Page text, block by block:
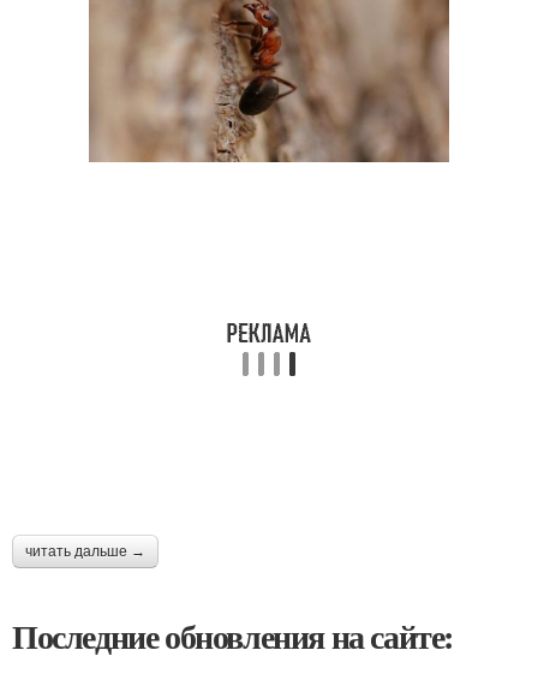
читать дальше →
Последние обновления на сайте: